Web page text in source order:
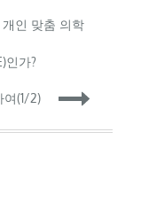
인 맞춤 의학
인가?
(1/2)